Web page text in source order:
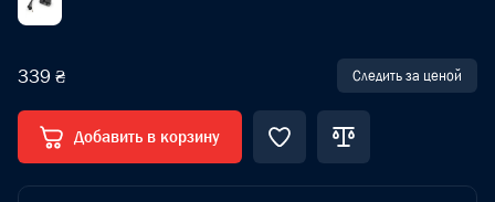
339 ₴ Следить за ценой
Добавить в корзину